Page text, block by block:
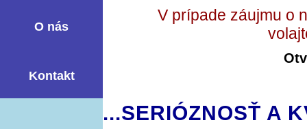
O nás
Kontakt
V prípade záujmu o
...SERIÓZNOSŤ A